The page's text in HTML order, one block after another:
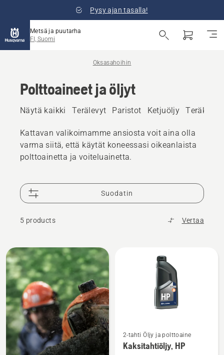
Pysy ajan tasalla!
Metsä ja puutarha
FI, Suomi
Oksasahoihin
Polttoaineet ja öljyt
Näytä kaikki Terälevyt Paristot Ketjuöljy Teräketjut
Kattavan valikoimamme ansiosta voit aina olla
varma siitä, että käytät koneessasi oikeanlaista
polttoainetta ja voiteluainetta.
Suodatin
5 products Vertaa
Kaikki
tuotteet
lisätietoja
tuotteesta
2-tahti Öljy ja polttoaine
Kaksitahtiöljy, HP